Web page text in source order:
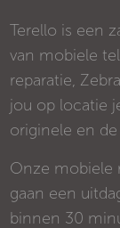
Terello is een
van mobiele
reparatie,
jou op locatie
originele en
Onze mobiele
gaan een
binnen 30